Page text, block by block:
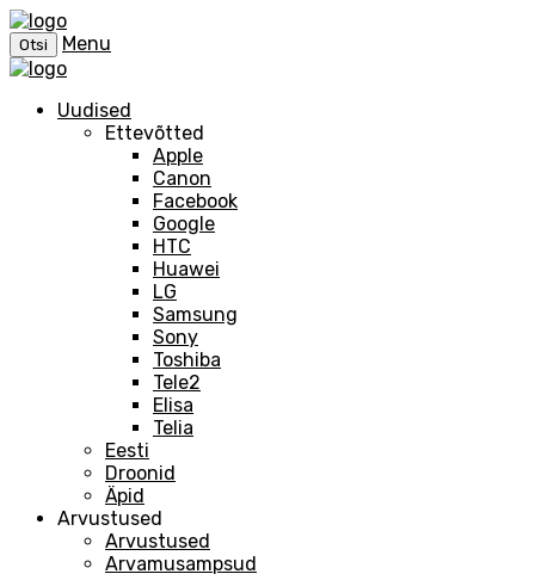
Otsi Menu
Uudised
Ettevõtted
Apple
Canon
Facebook
Google
HTC
Huawei
LG
Samsung
Sony
Toshiba
Tele2
Elisa
Telia
Eesti
Droonid
Äpid
Arvustused
Arvustused
Arvamusampsud